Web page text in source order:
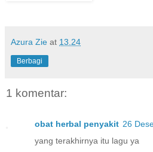
Azura Zie at 13.24
Berbagi
1 komentar:
obat herbal penyakit 26
yang terakhirnya itu lagu ya